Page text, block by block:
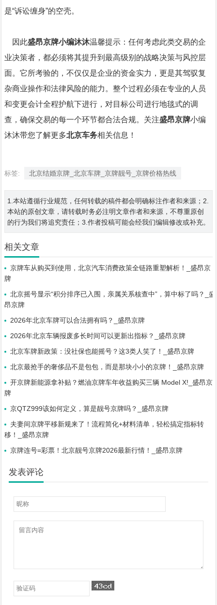
是“诉讼缠身”的空壳。
因此盛昂京牌小编沐沐温馨提示：任何考虑此类交易的企
业决策者，都必须将其提升到最高级别的战略决策与风控层
面。它所考验的，不仅仅是企业的资金实力，更是其驾驭复
杂商业操作和法律风险的能力。整个过程必须在专业的人员
和变更会计全程护航下进行，对目标公司进行地毯式的调
查，确保交易的每一个环节都合法合规。关注盛昂京牌小编
沐沐带您了解更多北京车务相关信息！
标签: 北京结婚京牌_北京车牌_京牌靓号_京牌价格热线
1.本站遵循行业规范，任何转载的稿件都会明确标注作者和来源；2.
本站的原创文章，请转载时务必注明文章作者和来源，不尊重原创
的行为我们将追究责任；3.作者投稿可能会经我们编辑修改或补充。
相关文章
京牌车从购买到使用，北京汽车消费政策全链路重塑解析！_盛昂京
牌
北京摇号显示“积分排序已入围，亲属关系核查中”，算中标了吗？_盛
昂京牌
2026年北京车牌可以合法拥有吗？_盛昂京牌
2026年北京车辆报废多长时间可以更新出指标？_盛昂京牌
北京车牌新政策：没社保也能摇号？这3类人笑了！_盛昂京牌
北京最抢手的奢侈品不是包包，而是那块小小的京牌！_盛昂京牌
开京牌新能源拿补贴？燃油京牌车年收益购买三辆 Model X!_盛昂京
牌
京QTZ999该如何定义，算是靓号京牌吗？_盛昂京牌
夫妻间京牌平移新规来了！流程简化+材料清单，轻松搞定指标转
移！_盛昂京牌
京牌连号=彩票！北京靓号京牌2026最新行情！_盛昂京牌
发表评论